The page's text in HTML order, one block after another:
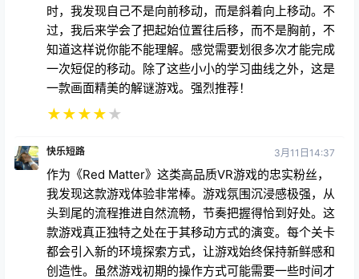
时，我发现自己不是向前移动，而是斜着向上移动。不
过，我后来学会了把起始位置往后移，而不是胸前，不
知道这样说你能不能理解。感觉需要划很多次才能完成
一次短促的移动。除了这些小小的学习曲线之外，这是
一款画面精美的解谜游戏。强烈推荐！
★★★★★
快乐短路 3月11日14:37
作为《Red Matter》这类高品质VR游戏的忠实粉丝，
我发现这款游戏体验非常棒。游戏氛围沉浸感极强，从
头到尾的流程推进自然流畅，节奏把握得恰到好处。这
款游戏真正独特之处在于其移动方式的演变。每个关卡
都会引入新的环境探索方式，让游戏始终保持新鲜感和
创造性。虽然游戏初期的操作方式可能需要一些时间才